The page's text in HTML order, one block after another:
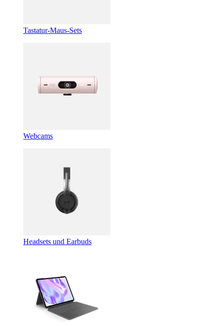
Tastatur-Maus-Sets
Webcams
Headsets und Earbuds